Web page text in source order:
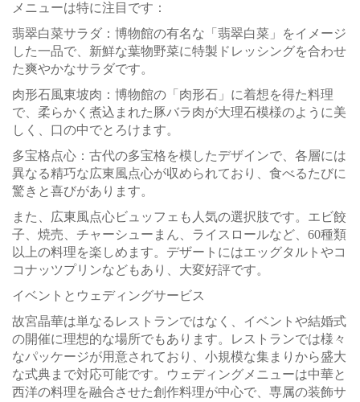
メニューは特に注目です：
翡翠白菜サラダ：博物館の有名な「翡翠白菜」をイメージ
した一品で、新鮮な葉物野菜に特製ドレッシングを合わせ
た爽やかなサラダです。
肉形石風東坡肉：博物館の「肉形石」に着想を得た料理
で、柔らかく煮込まれた豚バラ肉が大理石模様のように美
しく、口の中でとろけます。
多宝格点心：古代の多宝格を模したデザインで、各層には
異なる精巧な広東風点心が収められており、食べるたびに
驚きと喜びがあります。
また、広東風点心ビュッフェも人気の選択肢です。エビ餃
子、焼売、チャーシューまん、ライスロールなど、60種類
以上の料理を楽しめます。デザートにはエッグタルトやコ
コナッツプリンなどもあり、大変好評です。
イベントとウェディングサービス
故宮晶華は単なるレストランではなく、イベントや結婚式
の開催に理想的な場所でもあります。レストランでは様々
なパッケージが用意されており、小規模な集まりから盛大
な式典まで対応可能です。ウェディングメニューは中華と
西洋の料理を融合させた創作料理が中心で、専属の装飾サ